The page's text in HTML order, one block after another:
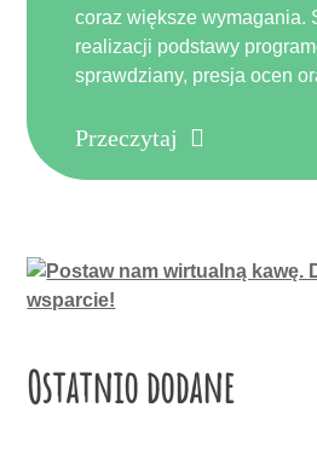
coraz większe wymagania.
realizacji podstawy
sprawdziany, presja ocen
Przeczytaj
Ostatnio dodane